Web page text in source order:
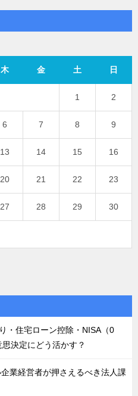
木 金 土 日
1 2
6 7 8 9
13 14 15 16
20 21 22 23
27 28 29 30
・住宅ローン控除・NISA（0
決定にどう活かす？
業経営者が押さえるべき法人課